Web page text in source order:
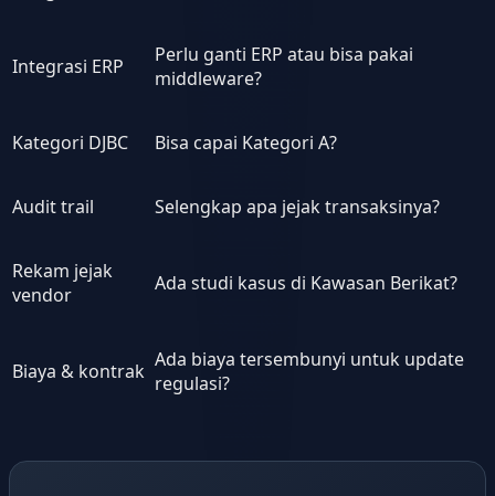
Integrasi ERP
Perlu ganti ERP atau bisa pakai
middleware?
Kategori DJBC Bisa capai Kategori A?
Audit trail Selengkap apa jejak transaksinya?
Rekam jejak
vendor
Ada studi kasus di Kawasan Berikat?
Biaya & kontrak Ada biaya tersembunyi untuk update
regulasi?